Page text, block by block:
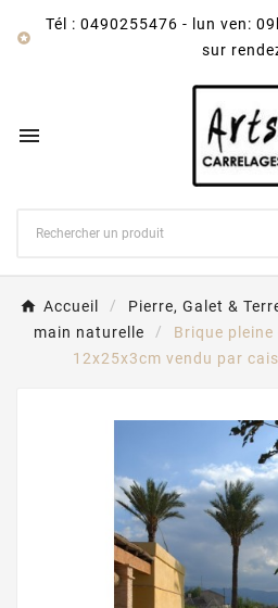

Tél : 0490255476 -
lun ven:
sur

Accueil Pierre, Galet &
main naturelle
Brique
12x25x3cm vendu par